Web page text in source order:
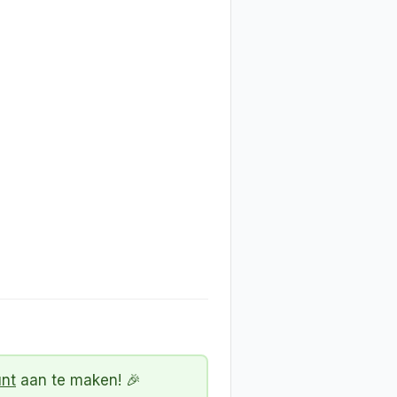
aan te maken! 🎉